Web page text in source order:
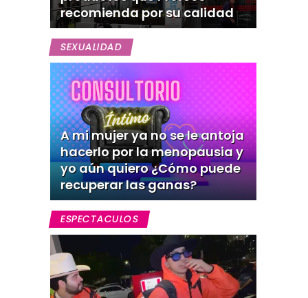
recomienda por su calidad
SEXUALIDAD
A mi mujer ya no se le antoja
hacerlo por la menopausia y
yo aún quiero ¿Cómo puede
recuperar las ganas?
ESPECTACULOS